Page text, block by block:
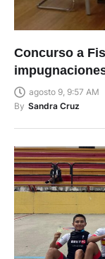
Concurso a
agosto 9, 9:57 AM
By Sandra Cruz